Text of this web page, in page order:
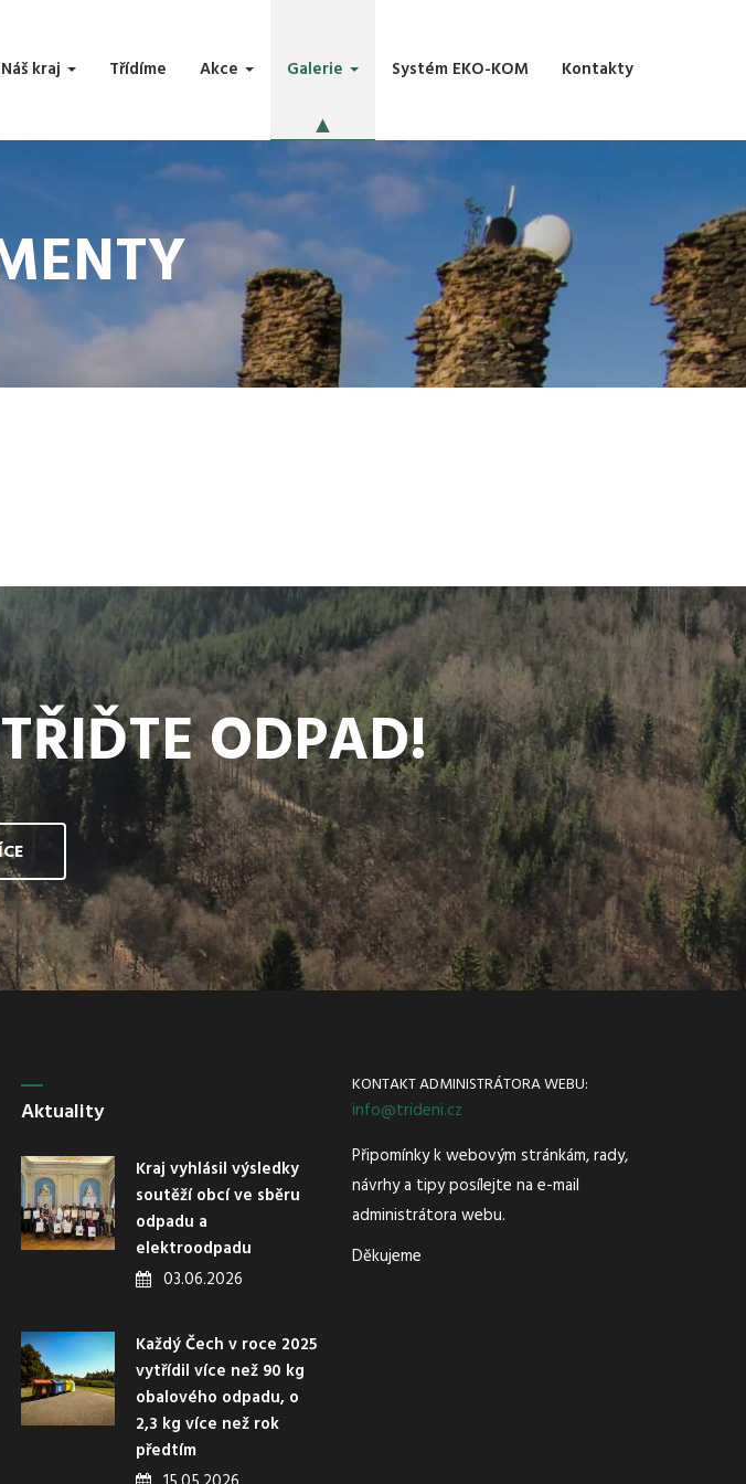
Náš kraj Třídíme Akce Galerie Systém EKO-KOM Kontakty
ODPAD!
Aktuality
Kraj vyhlásil výsledky
soutěží obcí ve sběru
odpadu a
elektroodpadu
03.06.2026
Každý Čech v roce 2025
vytřídil více než 90 kg
obalového odpadu, o
2,3 kg více než rok
předtím
KONTAKT ADMINISTRÁTORA WEBU:
info@trideni.cz
Připomínky k webovým stránkám, rady,
návrhy a tipy posílejte na e-mail
administrátora webu.
Děkujeme